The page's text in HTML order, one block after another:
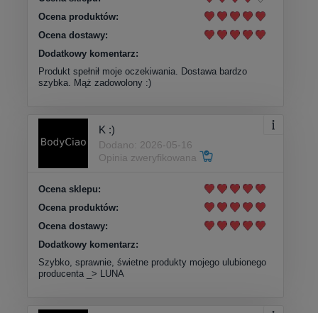
Ocena produktów:
Ocena dostawy:
Dodatkowy komentarz:
Produkt spełnił moje oczekiwania. Dostawa bardzo
szybka. Mąż zadowolony :)
K :)
Dodano: 2026-05-16
Opinia zweryfikowana
Ocena sklepu:
Ocena produktów:
Ocena dostawy:
Dodatkowy komentarz:
Szybko, sprawnie, świetne produkty mojego ulubionego
producenta _> LUNA